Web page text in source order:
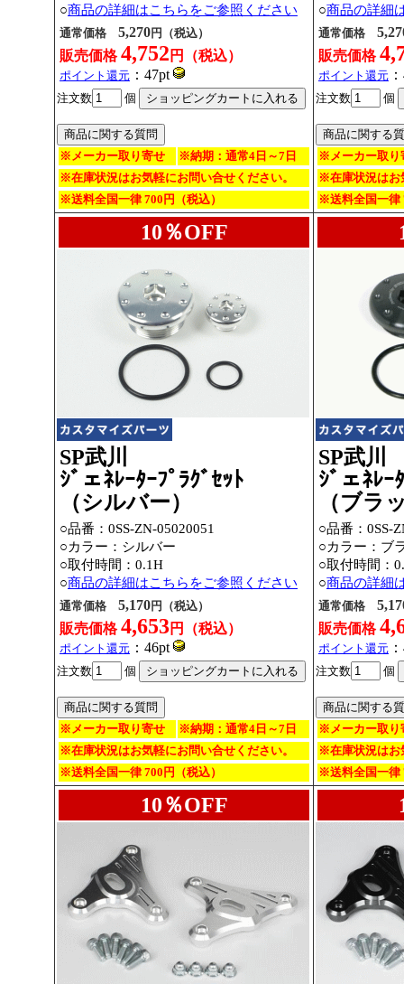
○商品の詳細はこちらをご参照ください
通常価格 5,270円（税込）
販売価格4,752 円（税込）
ポイント還元 ：47pt
注文数 個
※メーカー取り寄せ
※納期：通常4日～7日
※在庫状況はお気軽にお問い合せください。
※送料全国一律 700円（税込）
○商品の詳細
通常価格
販売価格
ポイント還元
注文数 個
※メーカー取り
※在庫状況はお
※送料全国一律
10％OFF
SP武川
ｼﾞェﾈﾚｰﾀｰﾌﾟﾗｸﾞｾｯﾄ
（シルバー）
○品番：0SS-ZN-05020051
○カラー：シルバー
○取付時間：0.1H
○商品の詳細はこちらをご参照ください
通常価格 5,170円（税込）
販売価格4,653円（税込）
ポイント還元 ：46pt
注文数 個
※メーカー取り寄せ
※納期：通常4日～7日
※在庫状況はお気軽にお問い合せください。
※送料全国一律 700円（税込）
SP武川
ｼﾞェﾈﾚｰ
（ブラ
○品番：0SS-
○カラー：ブ
○取付時間：
○商品の詳細
通常価格
販売価格
ポイント還元
注文数 個
※メーカー取り
※在庫状況はお
※送料全国一律
10％OFF